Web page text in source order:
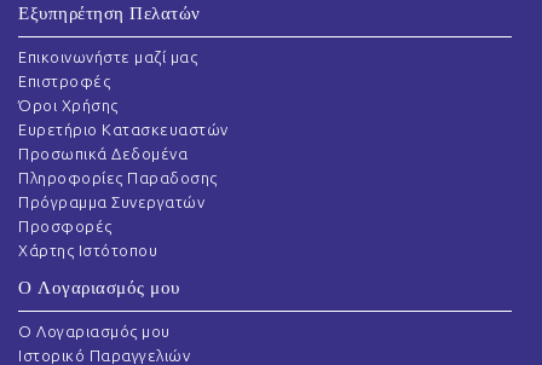
Εξυπηρέτηση Πελατών
Επικοινωνήστε μαζί μας
Επιστροφές
Όροι Χρήσης
Ευρετήριο Κατασκευαστών
Προσωπικά Δεδομένα
Πληροφορίες Παραδοσης
Πρόγραμμα Συνεργατών
Προσφορές
Χάρτης Ιστότοπου
Ο Λογαριασμός μου
O Λογαριασμός μου
Ιστορικό Παραγγελιών